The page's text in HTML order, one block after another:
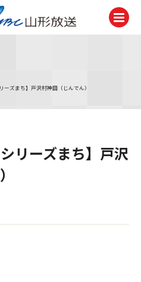
ーズまち】戸沢村神田（じんでん）
リーズまち】戸沢